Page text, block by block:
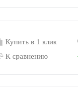
Купить в 1 клик
К сравнению